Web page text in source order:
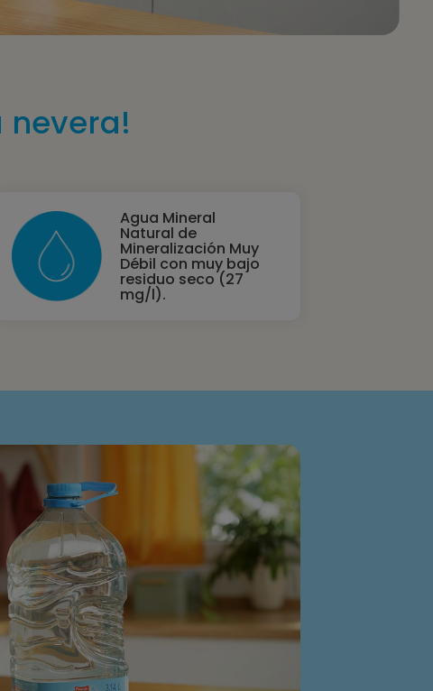
nevera!
Agua Mineral
Natural de
Mineralización Muy
Débil con muy bajo
residuo seco (27
mg/l).